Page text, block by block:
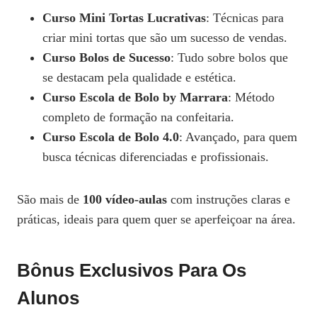
Curso Mini Tortas Lucrativas: Técnicas para
criar mini tortas que são um sucesso de vendas.
Curso Bolos de Sucesso: Tudo sobre bolos que
se destacam pela qualidade e estética.
Curso Escola de Bolo by Marrara: Método
completo de formação na confeitaria.
Curso Escola de Bolo 4.0: Avançado, para quem
busca técnicas diferenciadas e profissionais.
São mais de 100 vídeo-aulas com instruções claras e
práticas, ideais para quem quer se aperfeiçoar na área.
Bônus Exclusivos Para Os
Alunos